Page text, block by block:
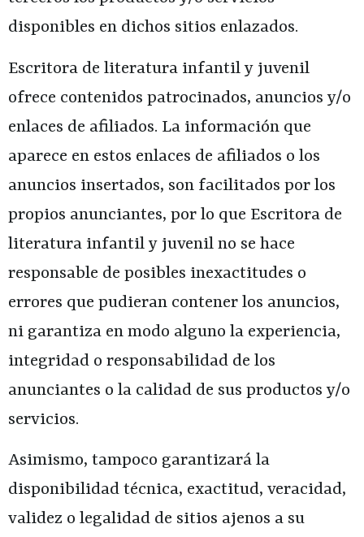
disponibles en dichos sitios enlazados.
Escritora de literatura infantil y juvenil
ofrece contenidos patrocinados, anuncios y/o
enlaces de afiliados. La información que
aparece en estos enlaces de afiliados o los
anuncios insertados, son facilitados por los
propios anunciantes, por lo que Escritora de
literatura infantil y juvenil no se hace
responsable de posibles inexactitudes o
errores que pudieran contener los anuncios,
ni garantiza en modo alguno la experiencia,
integridad o responsabilidad de los
anunciantes o la calidad de sus productos y/o
servicios.
Asimismo, tampoco garantizará la
disponibilidad técnica, exactitud, veracidad,
validez o legalidad de sitios ajenos a su